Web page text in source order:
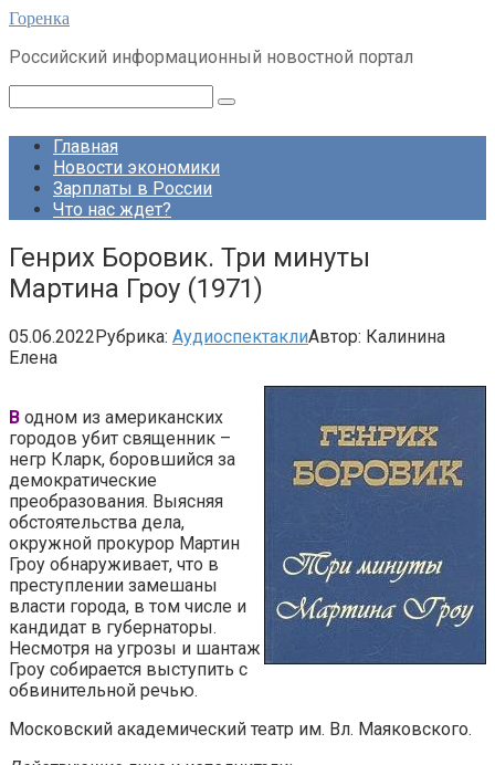
Перейти
контенту
Горенка
Российский информационный новостной портал
Главная
Новости экономики
Зарплаты в России
Что нас ждет?
Генрих Боровик. Три минуты
Мартина Гроу (1971)
05.06.2022Рубрика: АудиоспектаклиАвтор: Калинина
Елена
В одном из американских
городов убит священник –
негр Кларк, боровшийся за
демократические
преобразования. Выясняя
обстоятельства дела,
окружной прокурор Мартин
Гроу обнаруживает, что в
преступлении замешаны
власти города, в том числе и
кандидат в губернаторы.
Несмотря на угрозы и шантаж
Гроу собирается выступить с
обвинительной речью.
Московский академический театр им. Вл. Маяковского.